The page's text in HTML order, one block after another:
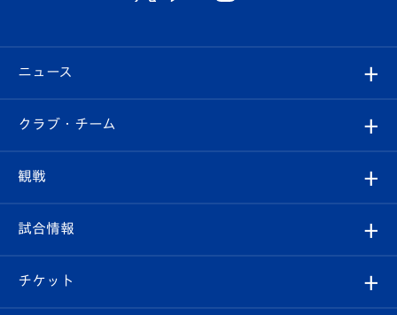
ニュース
すべて
クラブ
試合情報
クラブ・チーム
クラブ概要
エンブレム紹介
観戦
観戦ルール
試合情報
試合日程/結果
チケット